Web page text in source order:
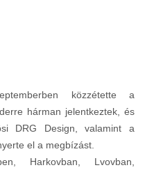
közzétette a
hárman jelentkeztek, és
DRG Design, valamint a
el a megbízást.
Harkovban, Lvovban,